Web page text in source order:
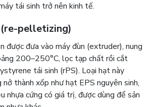
tái sinh trở nên kinh tế.
pelletizing)
được đưa vào máy đùn (extruder), nung
200–250°C, lọc tạp chất rồi cắt
tái sinh (rPS). Loại hạt này
nở thành xốp như hạt EPS nguyên sinh,
nhựa cứng có giá trị, được dùng để sản